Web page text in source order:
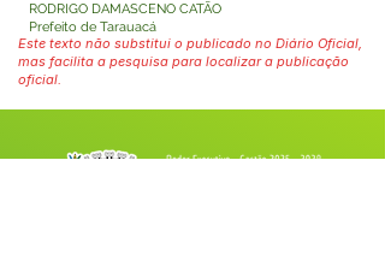
RODRIGO DAMASCENO CATÃO
Prefeito de Tarauacá
Este texto não substitui o publicado no Diário Oficial,
mas facilita a pesquisa para localizar a publicação
oficial.